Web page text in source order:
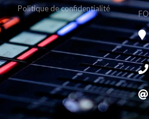
Politique de confidentialité